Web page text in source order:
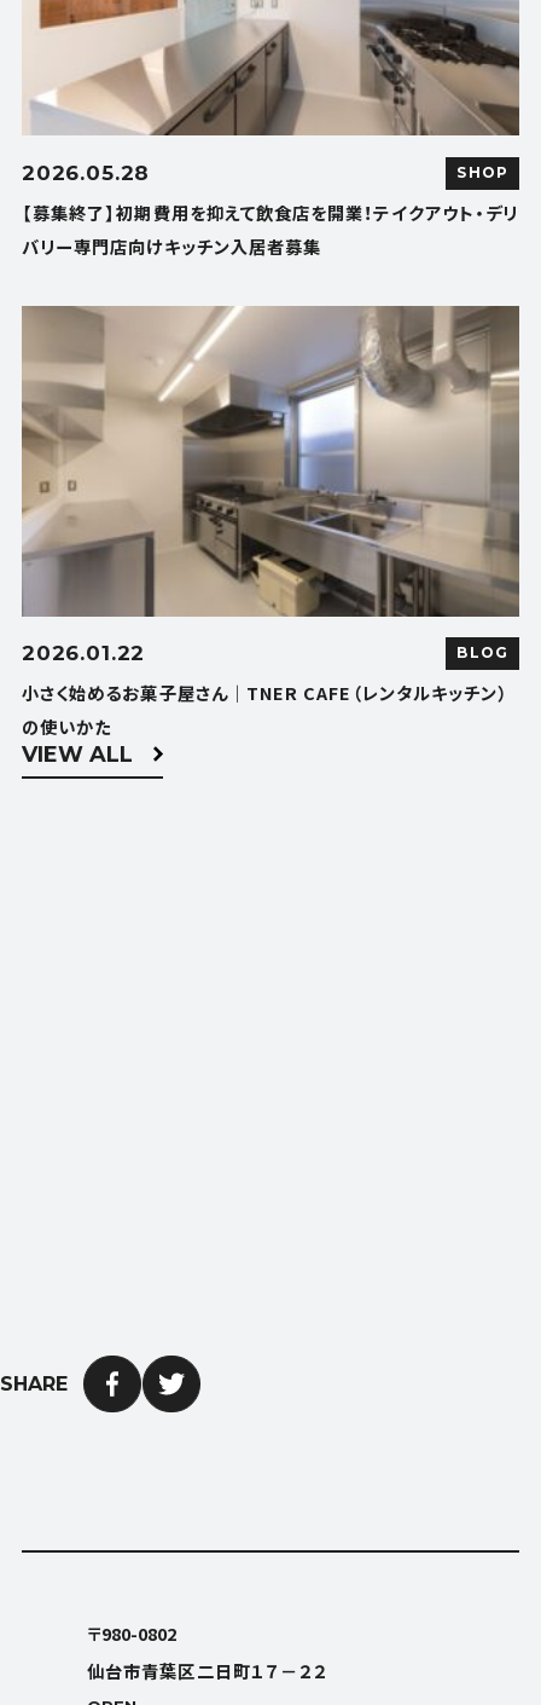
2026.05.28 SHOP
【募集終了】初期費用を抑えて飲食店を開業！テイクアウト・デリ
バリー専門店向けキッチン入居者募集
2026.01.22 BLOG
小さく始めるお菓子屋さん｜TNER CAFE（レンタルキッチン）
の使いかた
VIEW ALL
SHARE
〒980-0802
仙台市青葉区二日町１７－２２